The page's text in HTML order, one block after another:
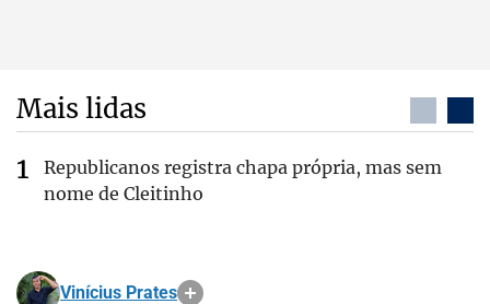
Mais lidas
Republicanos registra chapa própria, mas sem
nome de Cleitinho
Vinícius Prates